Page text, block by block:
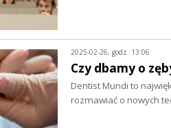
2025-02-26, godz. 13:06
Czy dbamy o
Dentist Mundi to
rozmawiać o nowych